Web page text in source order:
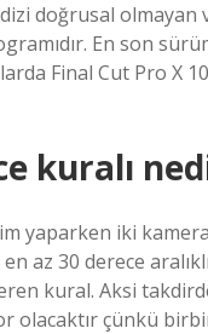
doğrusal olmayan
En son
Final Cut Pro X
kuralı
yaparken iki kamera
az 30 derece
kural. Aksi
olacaktır çünkü